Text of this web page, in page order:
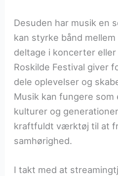
Desuden har musik en
kan styrke bånd
deltage i koncerter
Roskilde Festival giver
dele oplevelser og
Musik kan fungere som
kulturer og
kraftfuldt værktøj til at
samhørighed.
I takt med at